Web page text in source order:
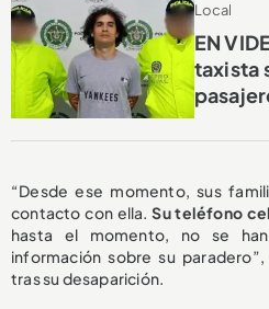
Local
EN
taxista
“Desde ese momento, sus
contacto con ella. Su teléfono
hasta el momento, no se
información sobre su
tras su desaparición.